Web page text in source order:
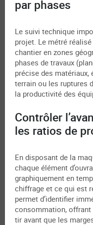
par phases
Le suivi technique
projet. Le métré
chantier en zones
phases de travaux
précise des
terrain ou les ruptures
la productivité des
Contrôler
les ratios de
En disposant de la
chaque élément
graphiquement en
chiffrage et ce qui est
permet d’identifier
consommation,
tir avant que les